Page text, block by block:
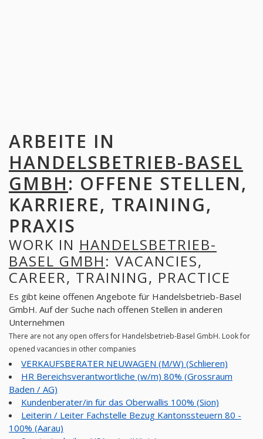
ARBEITE IN
HANDELSBETRIEB-BASEL
GMBH: OFFENE STELLEN,
KARRIERE, TRAINING,
PRAXIS
WORK IN HANDELSBETRIEB-
BASEL GMBH: VACANCIES,
CAREER, TRAINING, PRACTICE
Es gibt keine offenen Angebote für Handelsbetrieb-Basel
GmbH. Auf der Suche nach offenen Stellen in anderen
Unternehmen
There are not any open offers for Handelsbetrieb-Basel GmbH. Look for
opened vacancies in other companies
VERKAUFSBERATER NEUWAGEN (M/W) (Schlieren)
HR Bereichsverantwortliche (w/m) 80% (Grossraum
Baden / AG)
Kundenberater/in für das Oberwallis 100% (Sion)
Leiterin / Leiter Fachstelle Bezug Kantonssteuern 80 -
100% (Aarau)